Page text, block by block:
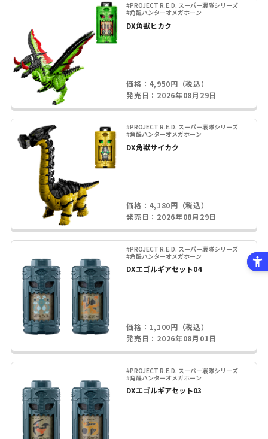
#PROJECT R.E.D. スーパー戦隊シリーズ
#角醒ハンターオメガホーン
DX角獣ヒカク
価格：4,950円（税込）
発売日：2026年08月29日
#PROJECT R.E.D. スーパー戦隊シリーズ
#角醒ハンターオメガホーン
DX角獣サイカク
価格：4,180円（税込）
発売日：2026年08月29日
#PROJECT R.E.D. スーパー戦隊シリーズ
#角醒ハンターオメガホーン
DXエゴルギアセット04
価格：1,100円（税込）
発売日：2026年08月01日
#PROJECT R.E.D. スーパー戦隊シリーズ
#角醒ハンターオメガホーン
DXエゴルギアセット03